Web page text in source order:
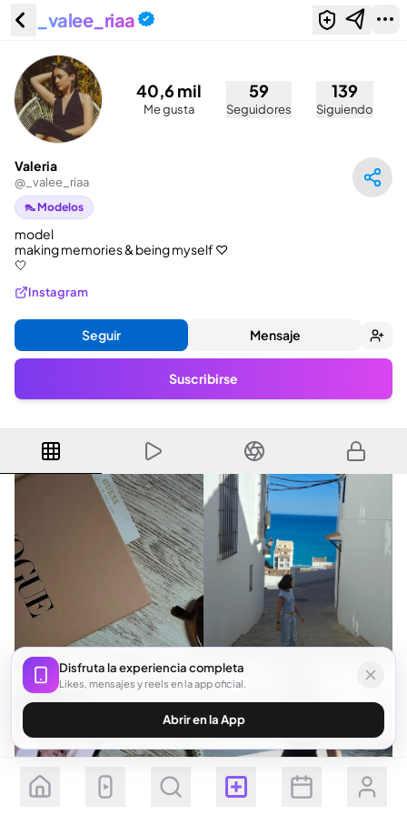
Valeria (@_valee_riaa)
_valee_riaa
40,6 mil
Me gusta
59
Seguidores
139
Siguiendo
Valeria
@ _valee_riaa
👠 Modelos
model
making memories & being myself ♡︎
🤍
Instagram
Seguir Mensaje
Suscribirse
Seguir Suscribirse
Disfruta la experiencia completa
Likes, mensajes y reels en la app oficial.
Abrir en la App